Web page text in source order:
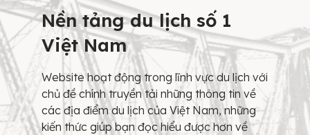
Nền tảng du lịch số 1
Việt Nam
Website hoạt động trong lĩnh vực du lịch với
chủ đề chính truyền tải những thông tin về
các địa điểm du lịch của Việt Nam, những
kiến thức giúp bạn đọc hiểu được hơn về